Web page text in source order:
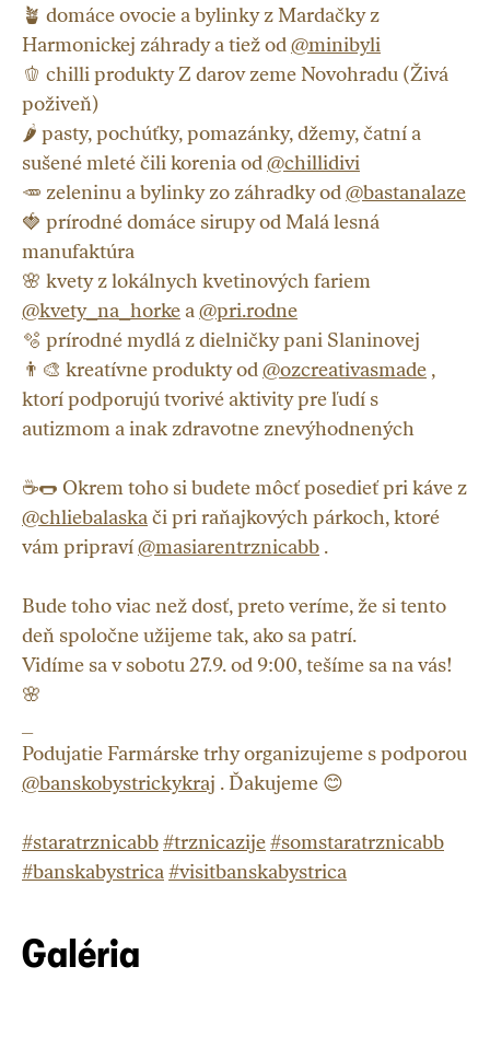
🪴 domáce ovocie a bylinky z Mardačky z
Harmonickej záhrady a tiež od@minibyli
🫑 chilli produkty Z darov zeme Novohradu (Živá
poživeň)
🌶️ pasty, pochúťky, pomazánky, džemy, čatní a
sušené mleté čili korenia od@chillidivi
🥕 zeleninu a bylinky zo záhradky od@bastanalaze
🍓 prírodné domáce sirupy od Malá lesná
manufaktúra
🌸 kvety z lokálnych kvetinových fariem
@kvety_na_horke a@pri.rodne
🫧 prírodné mydlá z dielničky pani Slaninovej
👨‍🎨 kreatívne produkty od@ozcreativasmade ,
ktorí podporujú tvorivé aktivity pre ľudí s
autizmom a inak zdravotne znevýhodnených
☕️🌭 Okrem toho si budete môcť posedieť pri káve z
@chliebalaskači pri raňajkových párkoch, ktoré
vám pripraví@masiarentrznicabb .
Bude toho viac než dosť, preto veríme, že si tento
deň spoločne užijeme tak, ako sa patrí.
Vidíme sa v sobotu 27.9. od 9:00, tešíme sa na vás!
🌸
Podujatie Farmárske trhy organizujeme s podporou
@banskobystrickykraj . Ďakujeme 😊
#staratrznicabb#trznicazije#somstaratrznicabb
#banskabystrica#visitbanskabystrica
Galéria